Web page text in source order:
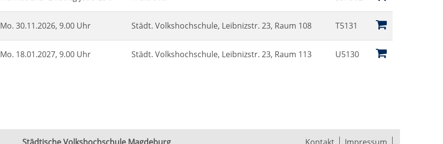
Mo. 30.11.2026, 9.00 Uhr Städt. Volkshochschule, Leibnizstr. 23, Raum 108 T5131
Mo. 18.01.2027, 9.00 Uhr Städt. Volkshochschule, Leibnizstr. 23, Raum 113 U5130